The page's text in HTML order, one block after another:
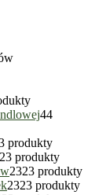
44
produkty
23 produkty
2323 produkty
2323 produkty